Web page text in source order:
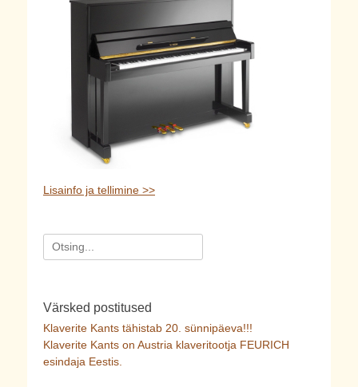
Lisainfo ja tellimine >>
Search
for:
Värsked postitused
Klaverite Kants tähistab 20. sünnipäeva!!!
Klaverite Kants on Austria klaveritootja FEURICH
esindaja Eestis.